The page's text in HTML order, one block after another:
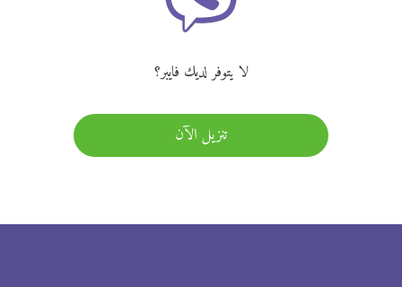
لا يتوفر لديك فايبر؟
تنزيل الآن